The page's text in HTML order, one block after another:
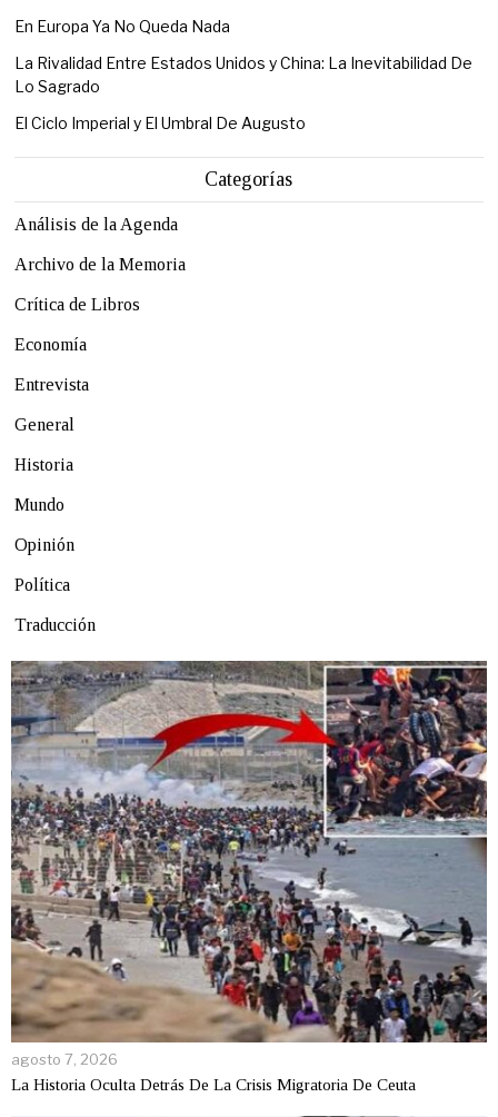
En Europa Ya No Queda Nada
La Rivalidad Entre Estados Unidos y China: La Inevitabilidad De
Lo Sagrado
El Ciclo Imperial y El Umbral De Augusto
Categorías
Análisis de la Agenda
Archivo de la Memoria
Crítica de Libros
Economía
Entrevista
General
Historia
Mundo
Opinión
Política
Traducción
agosto 7, 2026
La Historia Oculta Detrás De La Crisis Migratoria De Ceuta